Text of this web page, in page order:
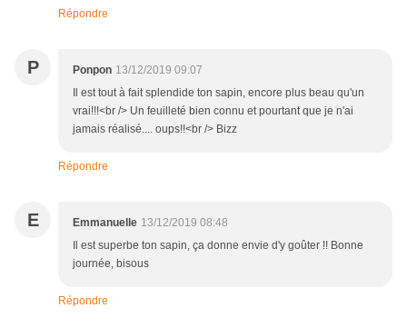
Répondre
P Ponpon 13/12/2019 09:07
Il est tout à fait splendide ton sapin, encore plus beau qu'un
vrai!!!<br /> Un feuilleté bien connu et pourtant que je n'ai
jamais réalisé.... oups!!<br /> Bizz
Répondre
E Emmanuelle 13/12/2019 08:48
Il est superbe ton sapin, ça donne envie d'y goûter !! Bonne
journée, bisous
Répondre